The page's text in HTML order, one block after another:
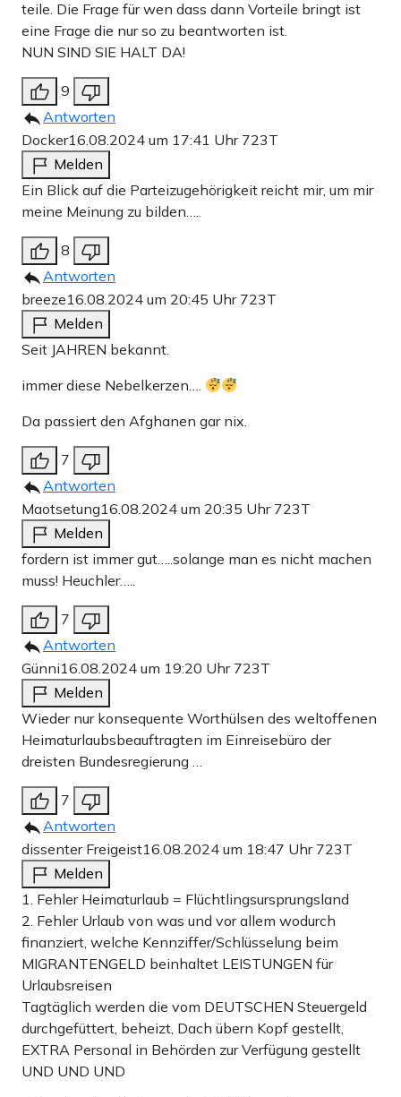
teile. Die Frage für wen dass dann Vorteile bringt ist
eine Frage die nur so zu beantworten ist.
NUN SIND SIE HALT DA!
9
Antworten
Docker16.08.2024 um 17:41 Uhr 723T
Melden
Ein Blick auf die Parteizugehörigkeit reicht mir, um mir
meine Meinung zu bilden…..
8
Antworten
breeze16.08.2024 um 20:45 Uhr 723T
Melden
Seit JAHREN bekannt.
immer diese Nebelkerzen….
Da passiert den Afghanen gar nix.
7
Antworten
Maotsetung16.08.2024 um 20:35 Uhr 723T
Melden
fordern ist immer gut…..solange man es nicht machen
muss! Heuchler…..
7
Antworten
Günni16.08.2024 um 19:20 Uhr 723T
Melden
Wieder nur konsequente Worthülsen des weltoffenen
Heimaturlaubsbeauftragten im Einreisebüro der
dreisten Bundesregierung …
7
Antworten
dissenter Freigeist16.08.2024 um 18:47 Uhr 723T
Melden
1. Fehler Heimaturlaub = Flüchtlingsursprungsland
2. Fehler Urlaub von was und vor allem wodurch
finanziert, welche Kennziffer/Schlüsselung beim
MIGRANTENGELD beinhaltet LEISTUNGEN für
Urlaubsreisen
Tagtäglich werden die vom DEUTSCHEN Steuergeld
durchgefüttert, beheizt, Dach übern Kopf gestellt,
EXTRA Personal in Behörden zur Verfügung gestellt
UND UND UND